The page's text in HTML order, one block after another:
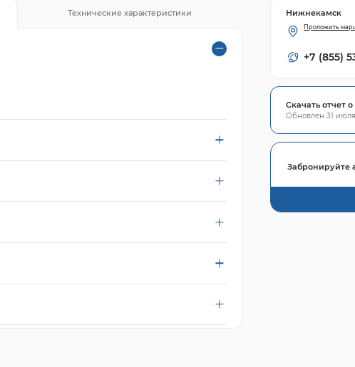
Технические характеристики Нижнекамск
Проложить
+7 (855)
Скачать отчет
Обновлен 31
Забронируйте